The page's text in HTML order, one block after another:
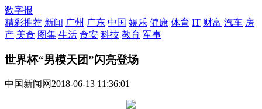
数字报
精彩推荐 新闻 广州 广东 中国 娱乐 健康 体育 IT 财富 汽车 房
产 美食 图集 生活 食安 科技 教育 军事
世界杯“男模天团”闪亮登场
中国新闻网2018-06-13 11:36:01